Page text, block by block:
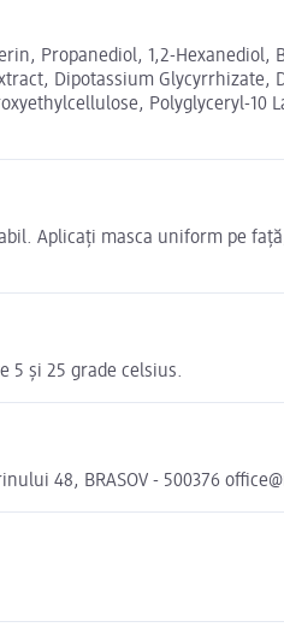
Propanediol, 1,2-
Dipotassium
Polyglyceryl-
Aplicați masca uniform pe
5 și 25 grade celsius.
48, BRASOV - 500376